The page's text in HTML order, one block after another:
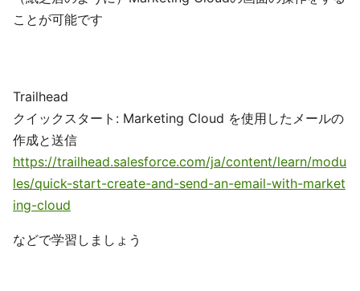
ことが可能です
Trailhead
クイックスタート: Marketing Cloud を使用したメールの
作成と送信
https://trailhead.salesforce.com/ja/content/learn/modu
les/quick-start-create-and-send-an-email-with-market
ing-cloud
などで学習しましょう